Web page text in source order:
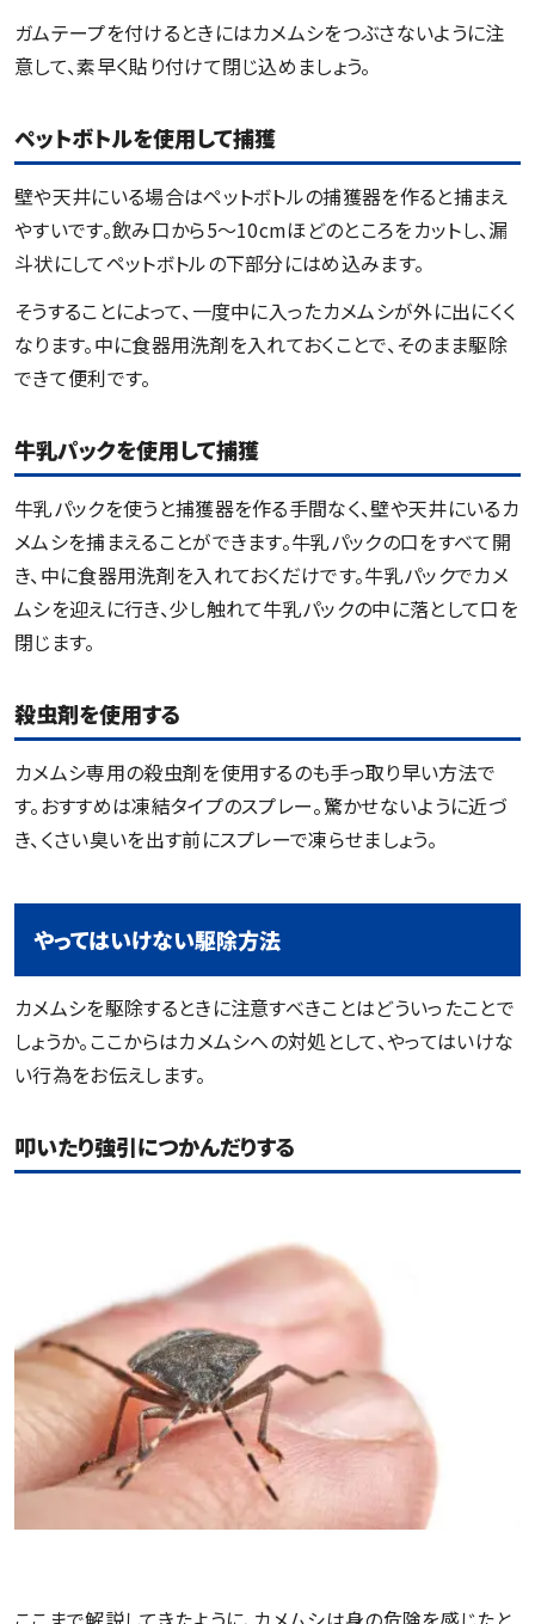
ガムテープを付けるときにはカメムシをつぶさないように注
意して、素早く貼り付けて閉じ込めましょう。
ペットボトルを使用して捕獲
壁や天井にいる場合はペットボトルの捕獲器を作ると捕まえ
やすいです。飲み口から5〜10cmほどのところをカットし、漏
斗状にしてペットボトルの下部分にはめ込みます。
そうすることによって、一度中に入ったカメムシが外に出にくく
なります。中に食器用洗剤を入れておくことで、そのまま駆除
できて便利です。
牛乳パックを使用して捕獲
牛乳パックを使うと捕獲器を作る手間なく、壁や天井にいるカ
メムシを捕まえることができます。牛乳パックの口をすべて開
き、中に食器用洗剤を入れておくだけです。牛乳パックでカメ
ムシを迎えに行き、少し触れて牛乳パックの中に落として口を
閉じます。
殺虫剤を使用する
カメムシ専用の殺虫剤を使用するのも手っ取り早い方法で
す。おすすめは凍結タイプのスプレー。驚かせないように近づ
き、くさい臭いを出す前にスプレーで凍らせましょう。
やってはいけない駆除方法
カメムシを駆除するときに注意すべきことはどういったことで
しょうか。ここからはカメムシへの対処として、やってはいけな
い行為をお伝えします。
叩いたり強引につかんだりする